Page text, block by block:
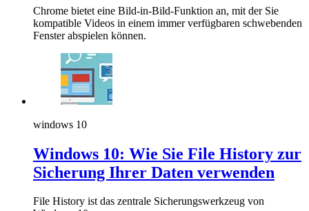
Chrome bietet eine Bild-in-Bild-Funktion an, mit der Sie
kompatible Videos in einem immer verfügbaren schwebenden
Fenster abspielen können.
windows 10
Windows 10: Wie Sie File History zur
Sicherung Ihrer Daten verwenden
File History ist das zentrale Sicherungswerkzeug von